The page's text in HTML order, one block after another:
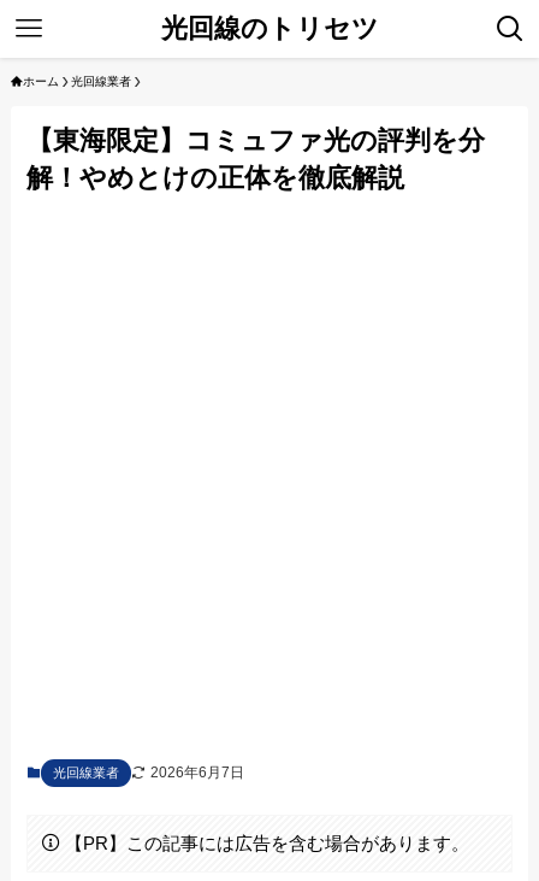
光回線のトリセツ
ホーム 光回線業者
【東海限定】コミュファ光の評判を分
解！やめとけの正体を徹底解説
光回線業者 2026年6月7日
【PR】この記事には広告を含む場合があります。